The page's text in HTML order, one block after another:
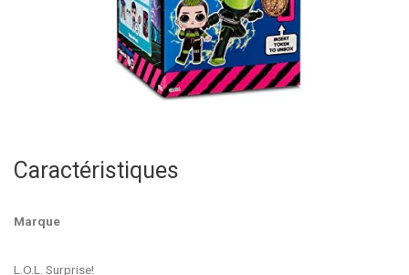
Caractéristiques
Marque
L.O.L. Surprise!